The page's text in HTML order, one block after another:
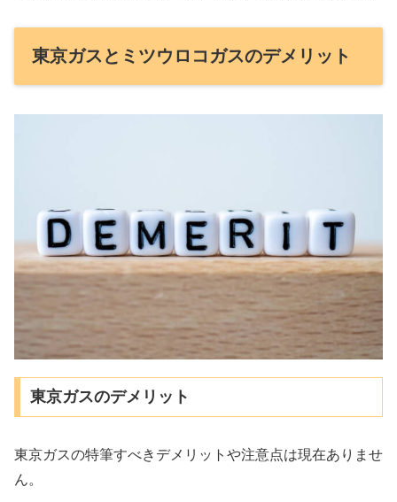
東京ガスとミツウロコガスのデメリット
東京ガスのデメリット
東京ガスの特筆すべきデメリットや注意点は現在ありませ
ん。